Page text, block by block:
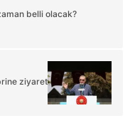
belli olacak?
ziyaret